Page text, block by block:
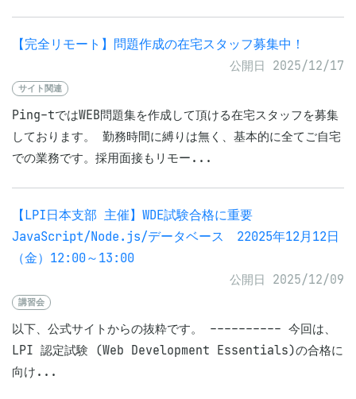
【完全リモート】問題作成の在宅スタッフ募集中！
公開日 2025/12/17
サイト関連
Ping-tではWEB問題集を作成して頂ける在宅スタッフを募集
しております。 勤務時間に縛りは無く、基本的に全てご自宅
での業務です。採用面接もリモー...
【LPI日本支部 主催】WDE試験合格に重要
JavaScript/Node.js/データベース 22025年12月12日
（金）12:00～13:00
公開日 2025/12/09
講習会
以下、公式サイトからの抜粋です。 ---------- 今回は、
LPI 認定試験 (Web Development Essentials)の合格に
向け...